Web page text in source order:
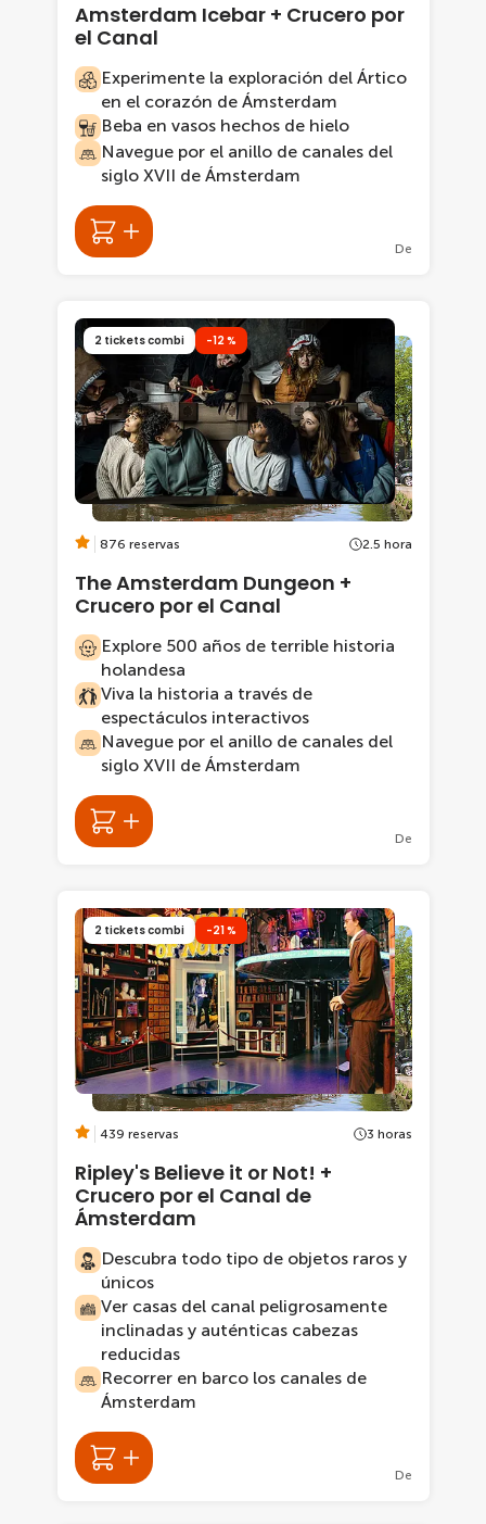
Amsterdam Icebar + Crucero por
el Canal
Experimente la exploración del Ártico
en el corazón de Ámsterdam
Beba en vasos hechos de hielo
Navegue por el anillo de canales del
siglo XVII de Ámsterdam
De
2 tickets combi -12 %
876 reservas 2.5 hora
The Amsterdam Dungeon +
Crucero por el Canal
Explore 500 años de terrible historia
holandesa
Viva la historia a través de
espectáculos interactivos
Navegue por el anillo de canales del
siglo XVII de Ámsterdam
De
2 tickets combi -21 %
439 reservas 3 horas
Ripley's Believe it or Not! +
Crucero por el Canal de
Ámsterdam
Descubra todo tipo de objetos raros y
únicos
Ver casas del canal peligrosamente
inclinadas y auténticas cabezas
reducidas
Recorrer en barco los canales de
Ámsterdam
De